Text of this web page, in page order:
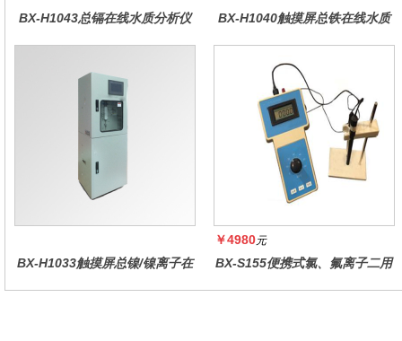
BX-H1043总镉在线水质分析仪
BX-H1040触摸屏总铁在线水质
BX-H1033触摸屏总镍/镍离子在
￥4980元
BX-S155便携式氯、氟离子二用